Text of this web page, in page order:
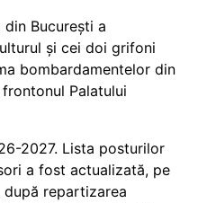
București a
și cei doi grifoni
bombardamentelor din
Palatului
2027. Lista posturilor
a fost actualizată, pe
repartizarea